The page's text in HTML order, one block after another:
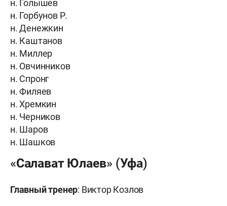
н. Голышев
н. Горбунов Р.
н. Денежкин
н. Каштанов
н. Миллер
н. Овчинников
н. Спронг
н. Филяев
н. Хремкин
н. Черников
н. Шаров
н. Шашков
«Салават Юлаев» (Уфа)
Главный тренер: Виктор Козлов